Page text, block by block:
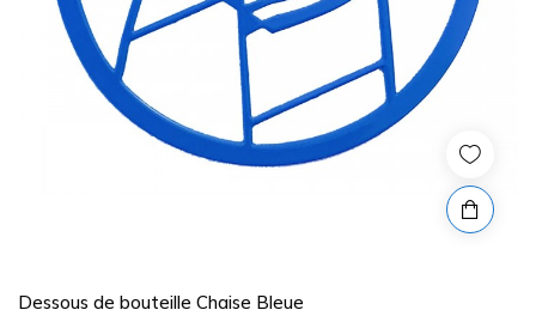
Dessous de bouteille Chaise Bleue